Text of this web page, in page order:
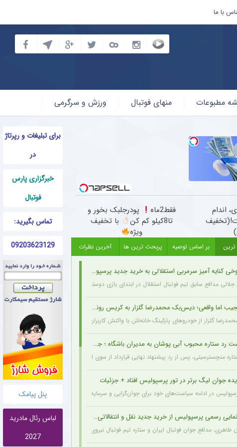
با ما
مطبوعات منهای فوتبال ورزش و سرگرمی
برای تبلیغات و رپرتاژ
در
خبرگزاری پارس
فوتبال
تماس بگیرید:
09203623129
پنل پیامک
لباس رئال مادرید
2027
اندام
فقط2ماه
پودرجلبک بخور و
تا8کیلو کم کن
با تخفیف
ویژه
ترین بر اساس توصیه پربحث ترین ها آخرین نظرات
کنایه آمیز سرمربی استقلالی به خرید جدید پرسپولیس
جلالی مدافع سابق تیم فوتبال استقلال در ابتدای بازی دوستانه امروز با آلومینیوم اراک با
اما واقعی؛ دیس‌بک محمدرضا گلزار به کریس رونالدو + عکس
گلزار از خودروهای پارکینگ خانه‌اش با واکنش کاربران همراه شده و برخی آن را دیس‌بک به
رد ستاره محبوب آبی پوشان به مدیران باشگاه ؛ جدایی قطعی است !
منچسترسیتی، پس از رد پیشنهاد نهایی قرارداد از سوی این غول لیگ برتری، یک گام دیگر
جوان لیگ برتر در تور پرسپولیس افتاد + جزئیات
در ادامه سیاست‌های خود برای جوان‌گرایی و سرمایه‌گذاری روی استعدادهای آینده فوتبال ایران، کوروش اژدهاکش،
رسمی پرسپولیس از خرید جدید نقل و انتقالاتی + جزئیات
طاهری، مدافع جوان فوتبال ایران و ستاره تیم فوتبال نیروی زمینی، با قراردادی پنج‌ساله به